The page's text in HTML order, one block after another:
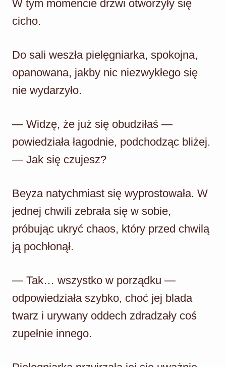
W tym momencie drzwi otworzyły się
cicho.
Do sali weszła pielęgniarka, spokojna,
opanowana, jakby nic niezwykłego się
nie wydarzyło.
— Widzę, że już się obudziłaś —
powiedziała łagodnie, podchodząc bliżej.
— Jak się czujesz?
Beyza natychmiast się wyprostowała. W
jednej chwili zebrała się w sobie,
próbując ukryć chaos, który przed chwilą
ją pochłonął.
— Tak… wszystko w porządku —
odpowiedziała szybko, choć jej blada
twarz i urywany oddech zdradzały coś
zupełnie innego.